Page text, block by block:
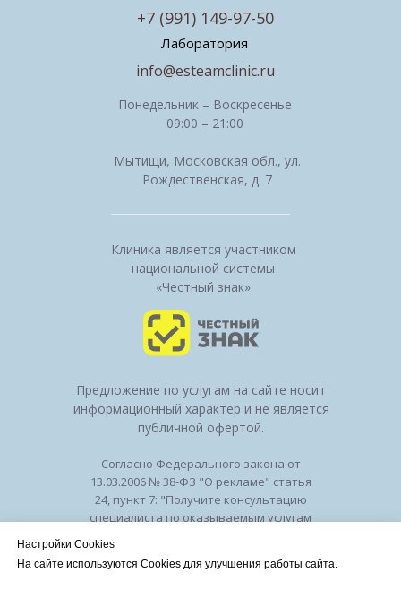
Клиника является участником
национальной системы
«Честный знак»
Понедельник – Воскресенье
09:00 – 21:00
Мытищи, Московская обл., ул.
Рождественская, д. 7
Лаборатория
info@esteamclinic.ru
+7 (991) 149-97-50
Предложение по услугам на сайте носит
информационный характер и не является
публичной офертой.
Согласно Федерального закона от
13.03.2006 № 38-ФЗ "О рекламе" статья
24, пункт 7: "Получите консультацию
специалиста по оказываемым услугам
медицинской деятельности № ЛО-50-01-
Настройки Cookies
На сайте используются Cookies для улучшения работы сайта.